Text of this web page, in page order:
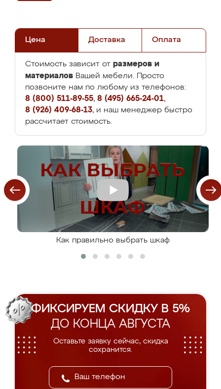
Цена Доставка Оплата
Стоимость зависит от размеров и
материалов Вашей мебели. Просто
позвоните нам по любому из телефонов:
8 (800) 511-89-55, 8 (495) 665-24-01,
8 (926) 409-68-13, и наш менеджер быстро
рассчитает стоимость.
Как правильно выбрать шкаф
ФИКСИРУЕМ СКИДКУ В 5%
ДО КОНЦА АВГУСТА
Оставьте заявку сейчас, скидка
сохранится.